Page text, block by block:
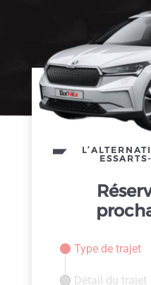
Type de trajet
Détail du trajet